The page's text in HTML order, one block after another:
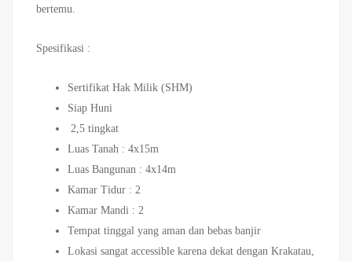
bertemu.
Spesifikasi :
Sertifikat Hak Milik (SHM)
Siap Huni
2,5 tingkat
Luas Tanah : 4x15m
Luas Bangunan : 4x14m
Kamar Tidur : 2
Kamar Mandi : 2
Tempat tinggal yang aman dan bebas banjir
Lokasi sangat accessible karena dekat dengan Krakatau,